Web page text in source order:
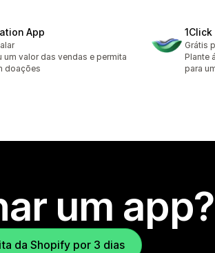
App
valor das vendas e permita
doações
Grátis
Plante
para
um app?
da Shopify por 3 dias